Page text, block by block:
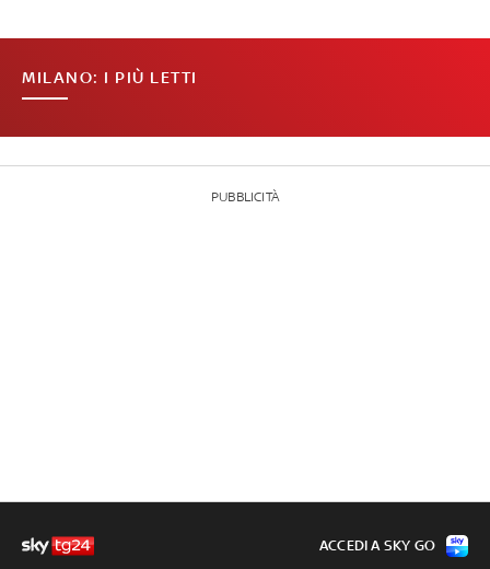
MILANO: I PIÙ LETTI
PUBBLICITÀ
ACCEDI A SKY GO